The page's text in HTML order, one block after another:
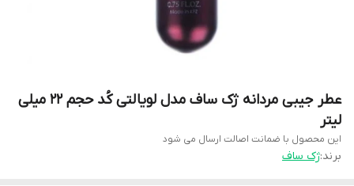
عطر جیبی مردانه ژک ساف مدل لویالتی کُد حجم ۲۲ میلی
لیتر
این محصول با ضمانت اصالت ارسال می شود
برند:ژک ساف